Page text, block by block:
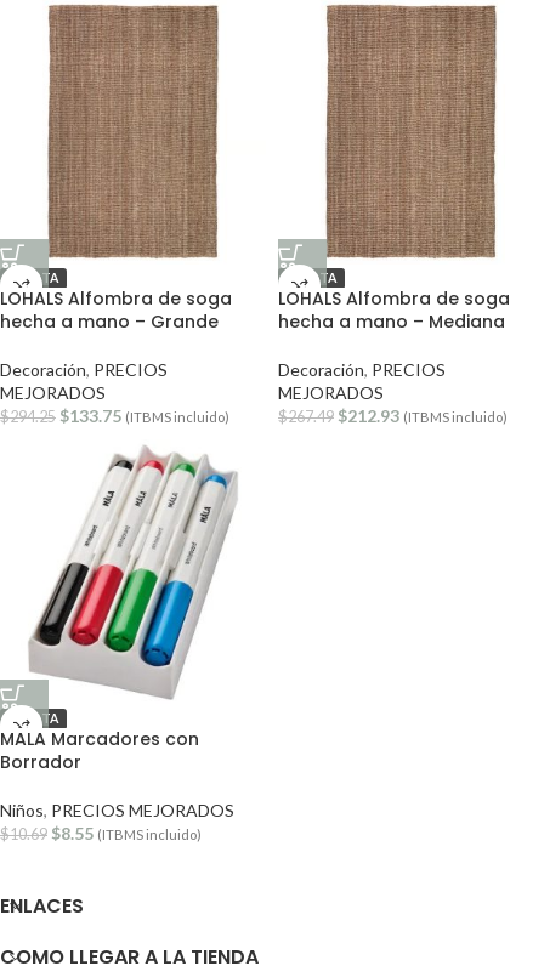
OFERTA
LOHALS Alfombra de soga
hecha a mano – Grande
Decoración, PRECIOS
MEJORADOS
$294.25 $133.75 (ITBMS incluido)
OFERTA
LOHALS Alfombra de soga
hecha a mano – Mediana
Decoración, PRECIOS
MEJORADOS
$267.49 $212.93 (ITBMS incluido)
OFERTA
MALA Marcadores con
Borrador
Niños, PRECIOS MEJORADOS
$10.69 $8.55 (ITBMS incluido)
ENLACES
COMO LLEGAR A LA TIENDA